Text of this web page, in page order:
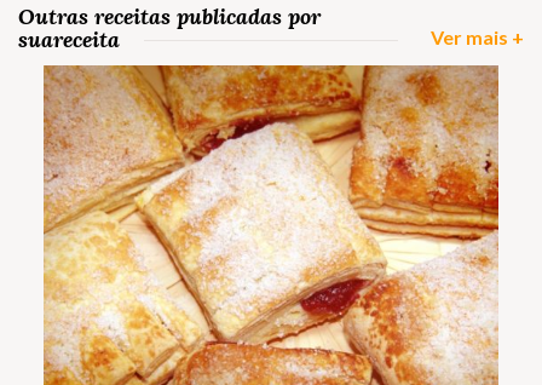
Outras receitas publicadas por
suareceita
Ver mais +